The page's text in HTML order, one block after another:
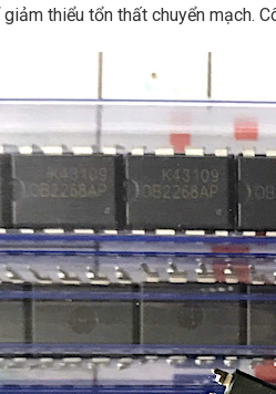
thiểu tổn thất chuyển mạch.